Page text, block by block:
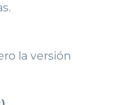
la versión